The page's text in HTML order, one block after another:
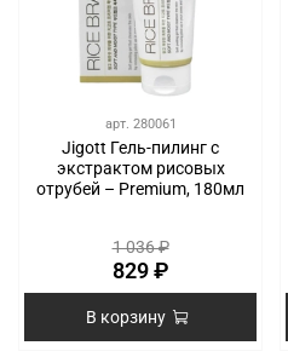
арт. 280061
Jigott Гель-пилинг с
экстрактом рисовых
отрубей – Premium, 180мл
1 036 ₽
829 ₽
В корзину